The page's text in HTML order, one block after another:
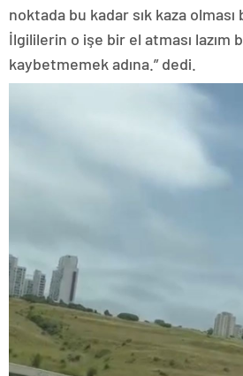
noktada bu kadar sık kaza
İlgililerin o işe bir el atması lazım
kaybetmemek adına.” dedi.